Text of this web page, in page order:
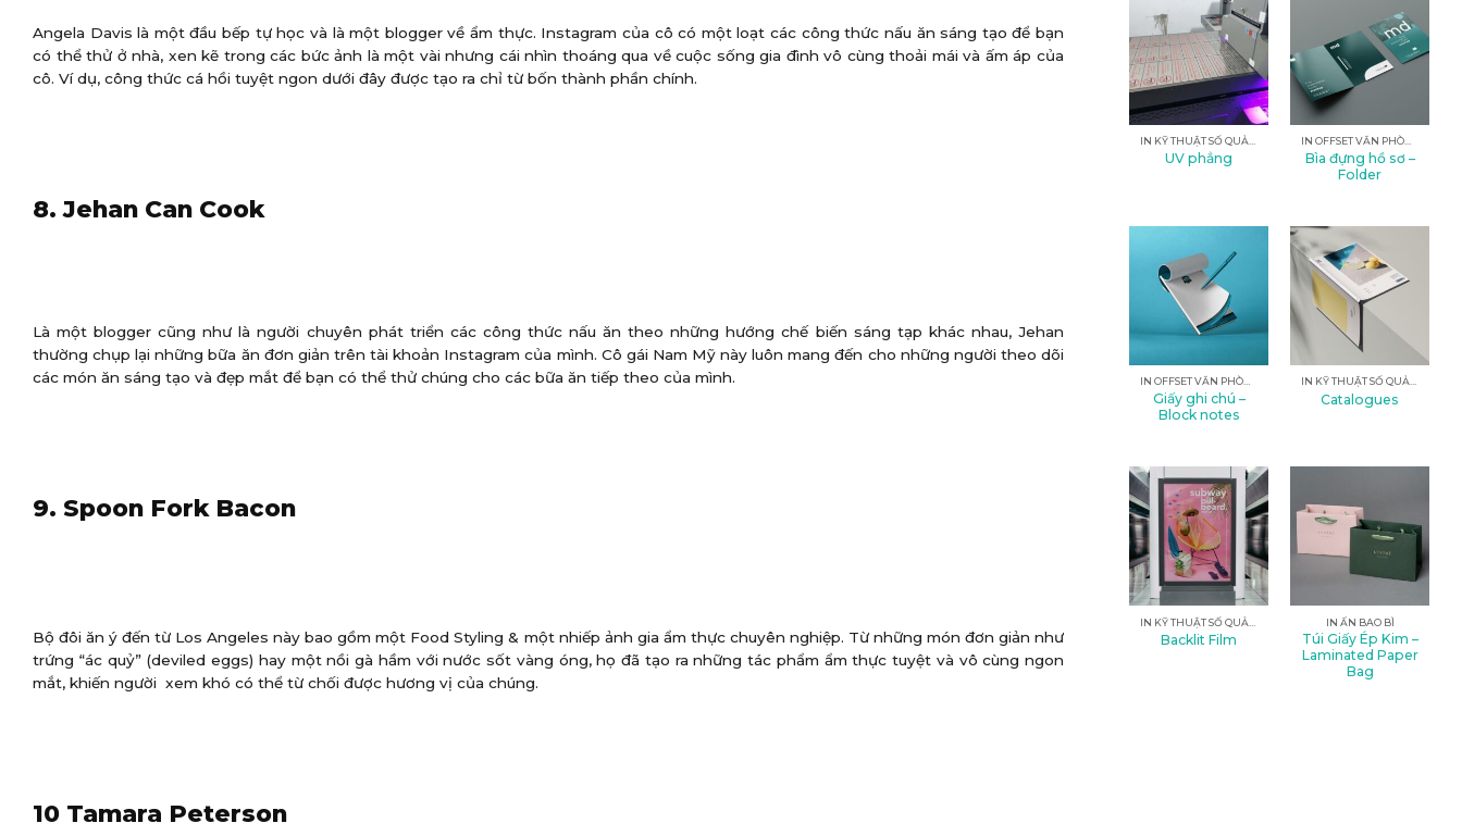
Angela Davis là một đầu bếp tự học và là một blogger về ẩm thực. Instagram của cô có một loạt các công thức nấu ăn sáng tạo để bạn
có thể thử ở nhà, xen kẽ trong các bức ảnh là một vài nhưng cái nhìn thoáng qua về cuộc sống gia đình vô cùng thoải mái và ấm áp của
cô. Ví dụ, công thức cá hồi tuyệt ngon dưới đây được tạo ra chỉ từ bốn thành phần chính.
8. Jehan Can Cook
Là một blogger cũng như là người chuyên phát triển các công thức nấu ăn theo những hướng chế biến sáng tạp khác nhau, Jehan
thường chụp lại những bữa ăn đơn giản trên tài khoản Instagram của mình. Cô gái Nam Mỹ này luôn mang đến cho những người theo dõi
các món ăn sáng tạo và đẹp mắt để bạn có thể thử chúng cho các bữa ăn tiếp theo của mình.
9. Spoon Fork Bacon
Bộ đôi ăn ý đến từ Los Angeles này bao gồm một Food Styling & một nhiếp ảnh gia ẩm thực chuyên nghiệp. Từ những món đơn giản như
trứng “ác quỷ” (deviled eggs) hay một nồi gà hầm với nước sốt vàng óng, họ đã tạo ra những tác phẩm ẩm thực tuyệt và vô cùng ngon
mắt, khiến người xem khó có thể từ chối được hương vị của chúng.
10 Tamara Peterson
IN KỸ THUẬT SỐ QUẢNG CÁO
UV phẳng
IN OFFSET VĂN PHÒNG
Bìa đựng hồ sơ –
Folder
IN OFFSET VĂN PHÒNG
Giấy ghi chú –
Block notes
IN KỸ THUẬT SỐ QUẢNG CÁO
Catalogues
Backlit Film
IN ẤN BAO BÌ
Túi Giấy Ép Kim –
Laminated Paper
Bag